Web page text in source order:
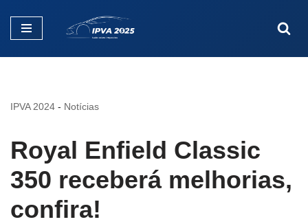
Pular
IPVA 2024 - Notícias
Royal Enfield Classic
350 receberá melhorias,
confira!